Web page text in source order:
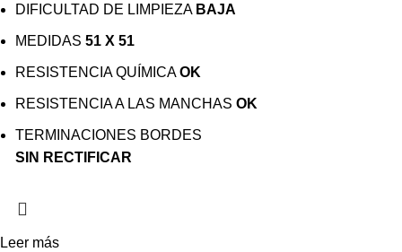
DIFICULTAD DE LIMPIEZA BAJA
MEDIDAS 51 X 51
RESISTENCIA QUÍMICAOK
RESISTENCIA A LAS MANCHAS OK
TERMINACIONES BORDES
SIN RECTIFICAR
Leer más